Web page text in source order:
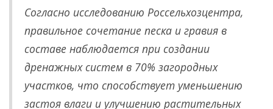
Согласно исследованию Россельхозцентра,
правильное сочетание песка и гравия в
составе наблюдается при создании
дренажных систем в 70% загородных
участков, что способствует уменьшению
застоя влаги и улучшению растительных